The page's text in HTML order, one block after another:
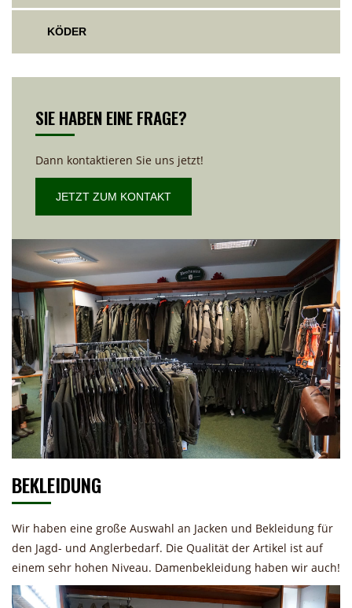
KÖDER
SIE HABEN EINE FRAGE?
Dann kontaktieren Sie uns jetzt!
JETZT ZUM KONTAKT
BEKLEIDUNG
Wir haben eine große Auswahl an Jacken und Bekleidung für
den Jagd- und Anglerbedarf. Die Qualität der Artikel ist auf
einem sehr hohen Niveau. Damenbekleidung haben wir auch!